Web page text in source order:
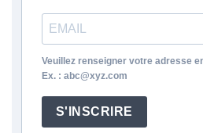
Veuillez renseigner votre adresse
Ex. : abc@xyz.com
S'INSCRIRE